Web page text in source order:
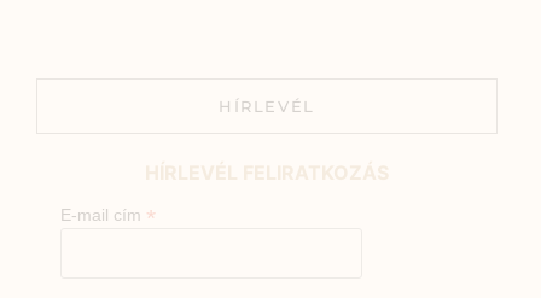
HÍRLEVÉL
E-mail cím *